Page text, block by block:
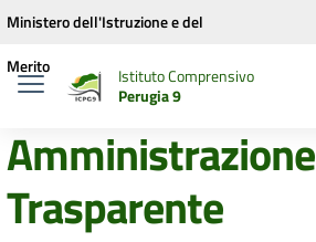
Vai ai contenuti
Vai al menu di navigazione
Vai al footer
Ministero dell'Istruzione e del
Merito
Istituto Comprensivo
Perugia 9
Amministrazione
Trasparente